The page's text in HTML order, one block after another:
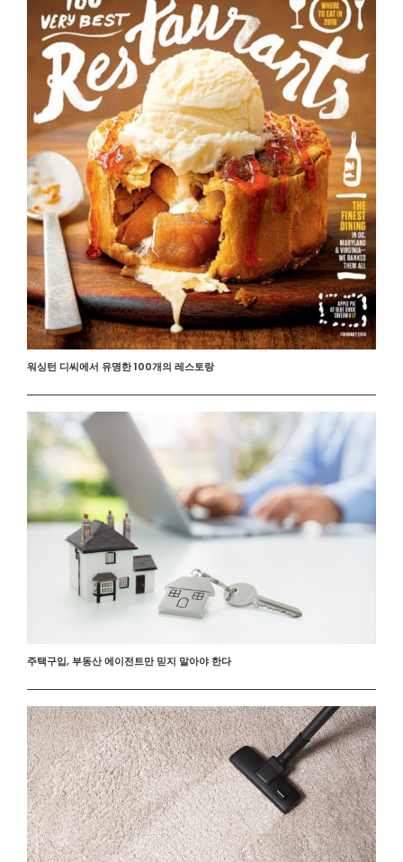
워싱턴 디씨에서 유명한 100개의 레스토랑
주택구입, 부동산 에이전트만 믿지 말아야 한다